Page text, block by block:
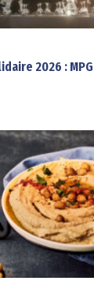
2026 :